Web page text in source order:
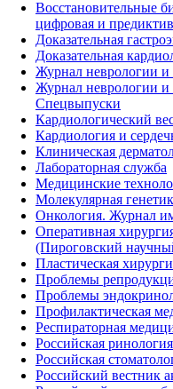
Восстановительные
цифровая и
Доказательная
Доказательная
Журнал неврологии
Журнал неврологии
Спецвыпуски
Кардиологический
Кардиология и
Клиническая
Лабораторная служба
Медицинские
Молекулярная
Онкология. Журнал
Оперативная
(Пироговский
Пластическая
Проблемы
Проблемы
Профилактическая
Респираторная
Российская ринология
Российская
Российский вестник